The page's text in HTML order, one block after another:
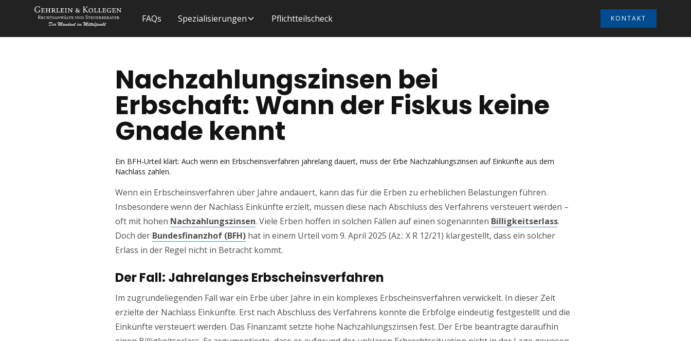
FAQs Spezialisierungen Pflichtteilscheck KONTAKT
Nachzahlungszinsen bei
Erbschaft: Wann der Fiskus keine
Gnade kennt
Ein BFH-Urteil klärt: Auch wenn ein Erbscheinsverfahren jahrelang dauert, muss der Erbe Nachzahlungszinsen auf Einkünfte aus dem
Nachlass zahlen.
Wenn ein Erbscheinsverfahren über Jahre andauert, kann das für die Erben zu erheblichen Belastungen führen.
Insbesondere wenn der Nachlass Einkünfte erzielt, müssen diese nach Abschluss des Verfahrens versteuert werden –
oft mit hohen Nachzahlungszinsen. Viele Erben hoffen in solchen Fällen auf einen sogenannten Billigkeitserlass.
Doch der Bundesfinanzhof (BFH) hat in einem Urteil vom 9. April 2025 (Az.: X R 12/21) klargestellt, dass ein solcher
Erlass in der Regel nicht in Betracht kommt.
Der Fall: Jahrelanges Erbscheinsverfahren
Im zugrundeliegenden Fall war ein Erbe über Jahre in ein komplexes Erbscheinsverfahren verwickelt. In dieser Zeit
erzielte der Nachlass Einkünfte. Erst nach Abschluss des Verfahrens konnte die Erbfolge eindeutig festgestellt und die
Einkünfte versteuert werden. Das Finanzamt setzte hohe Nachzahlungszinsen fest. Der Erbe beantragte daraufhin